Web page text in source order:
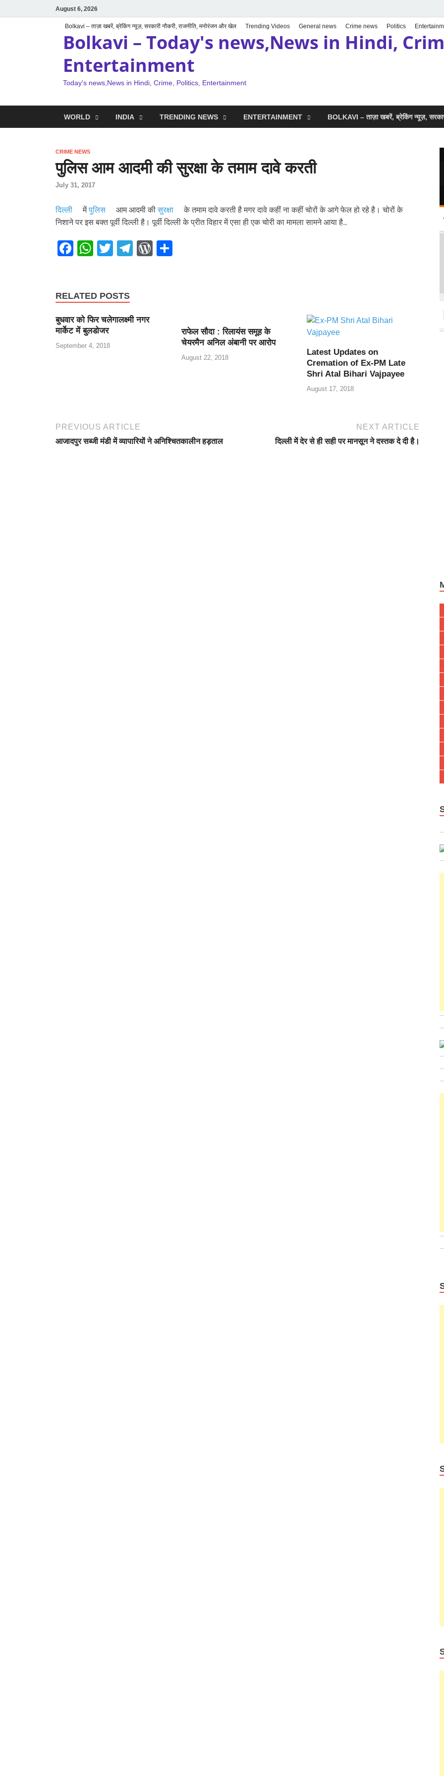
August 6, 2026
Bolkavi – ताज़ा खबरें, ब्रेकिंग न्यूज़, सरकारी नौकरी, राजनीति, मनोरंजन और खेल Trending Videos General news Crime news Politics
Bolkavi – Today's news,News in Hindi,
Entertainment
Today's news,News in Hindi, Crime, Politics, Entertainment
WORLD INDIA TRENDING NEWS ENTERTAINMENT BOLKAVI – ताज़ा खबरें, ब्रेकिंग न्यूज़,
CRIME NEWS
पुलिस आम आदमी की सुरक्षा के तमाम दावे करती
July 31, 2017
दिल्ली मेंपुलिस आम आदमी कीसुरक्षा
के तमाम दावे करती है मगर दावे कहीं ना कहीं चोरों के आगे फेल हो रहे है। चोरों के
निशाने पर इस बक्त पूर्वी दिल्ली है। पूर्वी दिल्ली के प्रीत विहार में एसा ही एक चोरी का मामला सामने आया है..
F
e
b
o
o
W
s
A
p
p
T
er
T
a
m
W
RELATED POSTS
बुधवार को फिर चलेगालक्ष्मी नगर
मार्केट में बुलडोजर
September 4, 2018
राफेल सौदा : रिलायंस समूह के
चेयरमैन अनिल अंबानी पर आरोप
August 22, 2018
Latest Updates on
Cremation of Ex-PM Late
Shri Atal Bihari Vajpayee
August 17, 2018
PREVIOUS ARTICLE
आजादपुर सब्जी मंडी में व्यापारियों ने अनिश्चितकालीन हड़ताल
NEXT ARTICLE
दिल्ली में देर से ही सही पर मानसून ने दस्तक दे दी है।